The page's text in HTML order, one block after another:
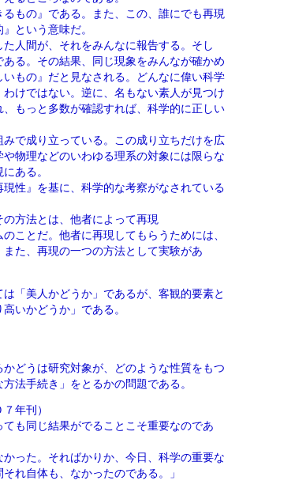
もの』である。また、この、誰にでも再現
という意味だ。
人間が、それをみんなに報告する。そし
る。その結果、同じ現象をみんなが確かめ
もの』だと見なされる。どんなに偉い科学
けではない。逆に、名もない素人が見つけ
もっと多数が確認すれば、科学的に正しい
で成り立っている。この成り立ちだけを広
物理などのいわゆる理系の対象には限らな
ある。
性』を基に、科学的な考察がなされている
の方法とは、他者によって再現
ことだ。他者に再現してもらうためには、
た、再現の一つの方法として実験があ
「美人かどうか」であるが、客観的要素と
いかどうか」である。
どうは研究対象が、どのような性質をもつ
法手続き」をとるかの問題である。
年刊）
も同じ結果がでることこそ重要なのであ
った。そればかりか、今日、科学の重要な
れ自体も、なかったのである。」